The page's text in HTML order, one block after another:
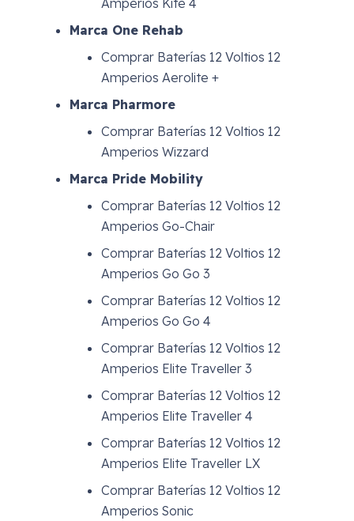
Amperios Kite 4
Marca One Rehab
Comprar Baterías 12 Voltios 12
Amperios Aerolite +
Marca Pharmore
Comprar Baterías 12 Voltios 12
Amperios Wizzard
Marca Pride Mobility
Comprar Baterías 12 Voltios 12
Amperios Go-Chair
Comprar Baterías 12 Voltios 12
Amperios Go Go 3
Comprar Baterías 12 Voltios 12
Amperios Go Go 4
Comprar Baterías 12 Voltios 12
Amperios Elite Traveller 3
Comprar Baterías 12 Voltios 12
Amperios Elite Traveller 4
Comprar Baterías 12 Voltios 12
Amperios Elite Traveller LX
Comprar Baterías 12 Voltios 12
Amperios Sonic